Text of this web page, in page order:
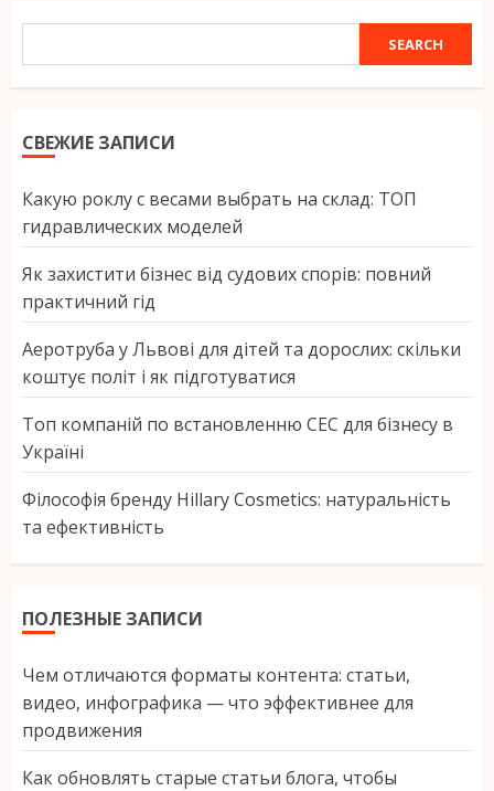
SEARCH
СВЕЖИЕ ЗАПИСИ
Какую роклу с весами выбрать на склад: ТОП
гидравлических моделей
Як захистити бізнес від судових спорів: повний
практичний гід
Аеротруба у Львові для дітей та дорослих: скільки
коштує політ і як підготуватися
Топ компаній по встановленню СЕС для бізнесу в
Україні
Філософія бренду Hillary Cosmetics: натуральність
та ефективність
ПОЛЕЗНЫЕ ЗАПИСИ
Чем отличаются форматы контента: статьи,
видео, инфографика — что эффективнее для
продвижения
Как обновлять старые статьи блога, чтобы